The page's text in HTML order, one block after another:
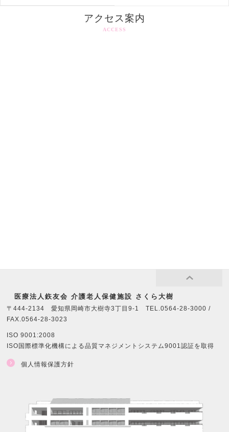
アクセス案内
ACCESS
医療法⼈鉃友会 介護老人保健施設 さくら大樹
〒444-2134 愛知県岡崎市大樹寺3丁目9-1 TEL.0564-28-3000 /
FAX.0564-28-3023
ISO 9001:2008
ISO国際標準化機構による品質マネジメントシステム9001認証を取得
個人情報保護方針